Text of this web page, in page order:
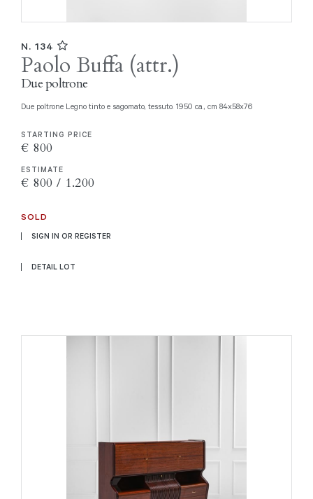
N. 134
Paolo Buffa (attr.)
Due poltrone
Due poltrone Legno tinto e sagomato, tessuto. 1950 ca., cm 84x58x76
STARTING PRICE
€ 800
ESTIMATE
€ 800 / 1.200
SOLD
SIGN IN OR REGISTER
DETAIL LOT